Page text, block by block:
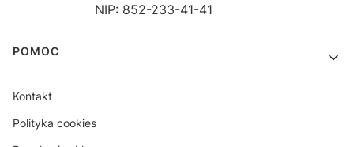
NIP: 852-233-41-41
Linki w stopce
POMOC
Kontakt
Polityka cookies